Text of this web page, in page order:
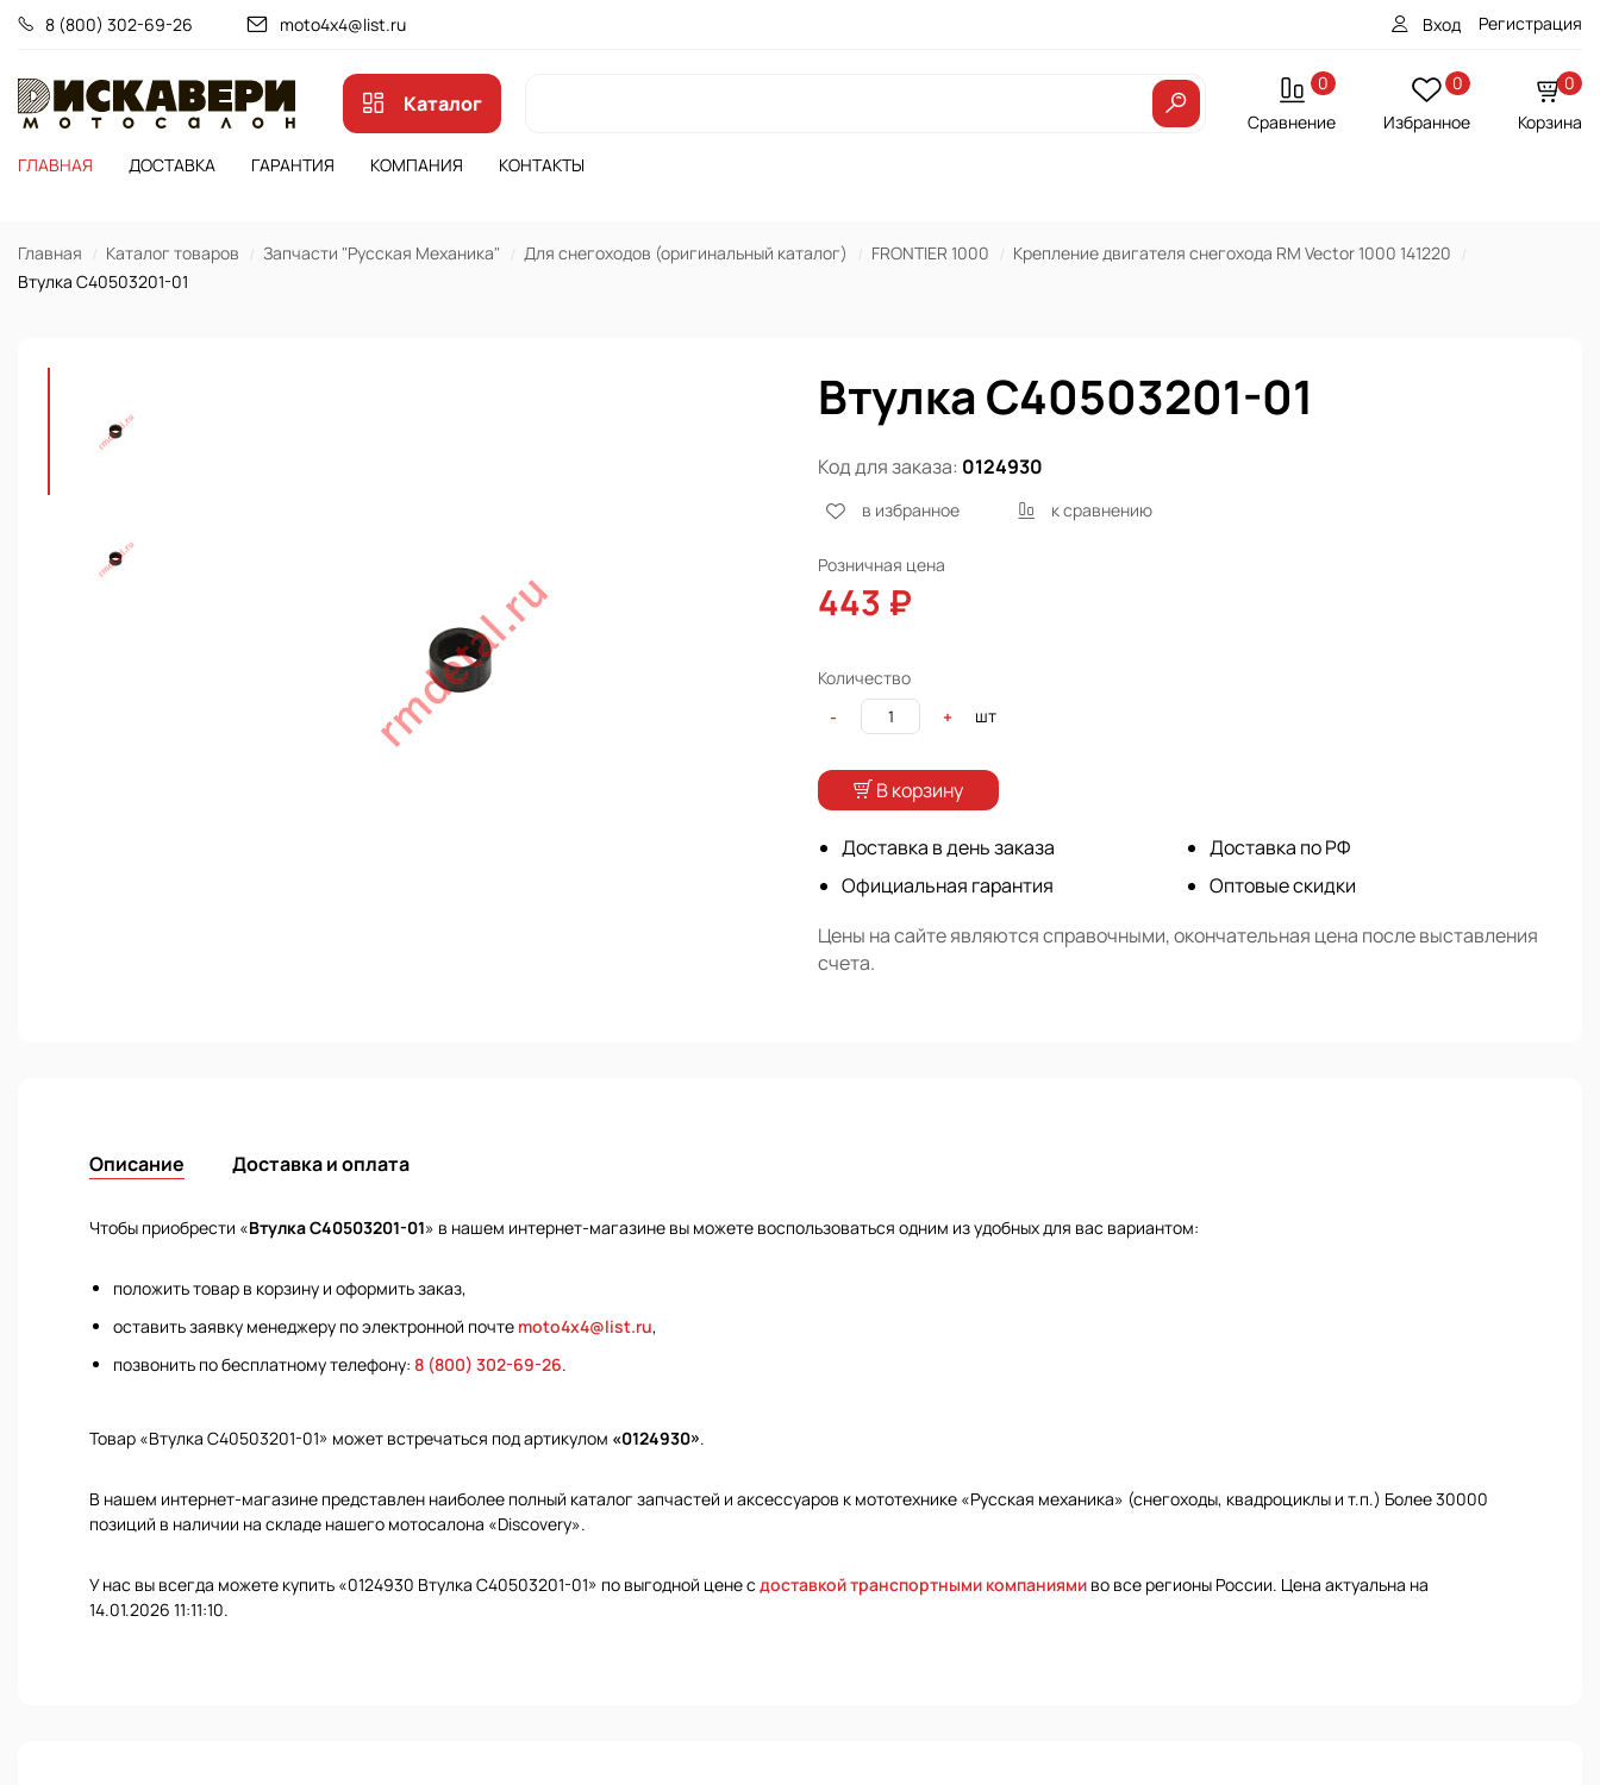
8 (800) 302-69-26 moto4x4@list.ru Вход Регистрация
Каталог
0
Сравнение
0
Избранное
0
Корзина
ГЛАВНАЯ
ДОСТАВКА ГАРАНТИЯ КОМПАНИЯ КОНТАКТЫ
Главная Каталог товаров Запчасти "Русская Механика" Для снегоходов (оригинальный каталог) FRONTIER 1000
Крепление двигателя снегохода RM Vector 1000 141220
Втулка C40503201-01
Втулка C40503201-01
Код для заказа: 0124930
в избранное к сравнению
Розничная цена
443 ₽
Количество
-
+ шт
В корзину
Доставка в день заказа
Официальная гарантия
Доставка по РФ
Оптовые скидки
Цены на сайте являются справочными, окончательная цена после выставления
счета.
Описание Доставка и оплата
Чтобы приобрести «Втулка C40503201-01» в нашем интернет-магазине вы можете воспользоваться одним из удобных для вас вариантом:
положить товар в корзину и оформить заказ,
оставить заявку менеджеру по электронной почте moto4x4@list.ru,
позвонить по бесплатному телефону: 8 (800) 302-69-26.
Товар «Втулка C40503201-01» может встречаться под артикулом «0124930».
В нашем интернет-магазине представлен наиболее полный каталог запчастей и аксессуаров к мототехнике «Русская механика» (снегоходы, квадроциклы и т.п.) Более 30000
позиций в наличии на складе нашего мотосалона «Discovery».
У нас вы всегда можете купить «0124930 Втулка C40503201-01» по выгодной цене с доставкой транспортными компаниями во все регионы России. Цена актуальна на
14.01.2026 11:11:10.